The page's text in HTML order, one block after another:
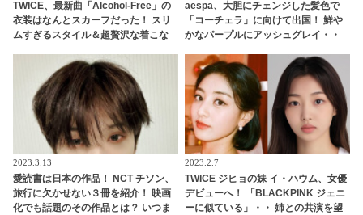
TWICE、最新曲「Alcohol-Free」の
衣装はなんとスカーフだった！ スリ
ムすぎるスタイル＆超贅沢な着こな
aespa、大胆にチェンジした髪色で
「コーチェラ」に向けて出国！ 鮮や
かなパープルにアッシュグレイ・・
全一致のその姿に悶絶
2023.3.13
愛読書は日本の作品！ NCT チソン、
旅行に欠かせない３冊を紹介！ 映画
化でも話題のその作品とは？ いつま
2023.2.7
TWICE ジヒョの妹 イ・ハウム、女優
デビューへ！ 「BLACKPINK ジェニ
ーに似ている」・・ 姉との共演を望